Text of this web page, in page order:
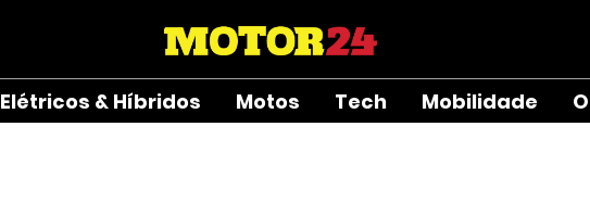
Elétricos & Híbridos Motos Tech Mobilidade